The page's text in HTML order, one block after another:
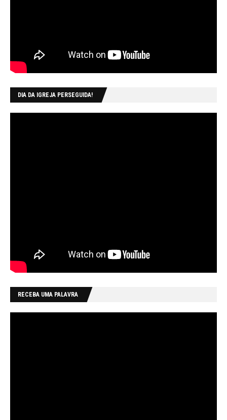
DIA DA IGREJA PERSEGUIDA!
RECEBA UMA PALAVRA